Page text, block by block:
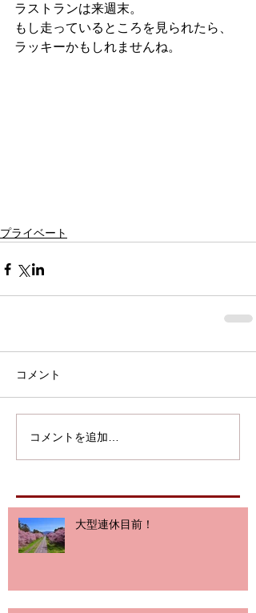
ラストランは来週末。
もし走っているところを見られたら、
ラッキーかもしれませんね。
プライベート
コメント
コメントを追加…
大型連休目前！